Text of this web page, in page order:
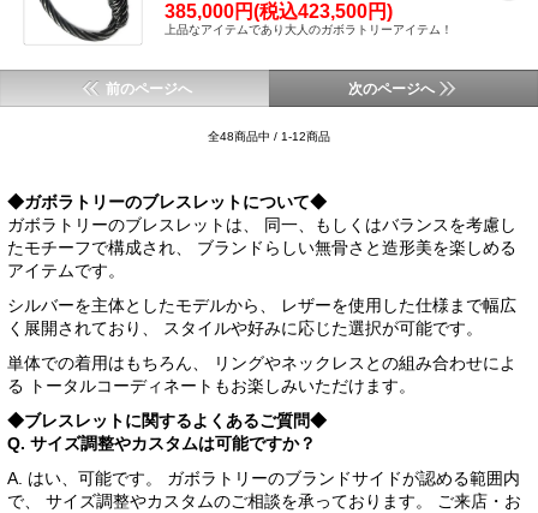
385,000円(税込423,500円)
上品なアイテムであり大人のガボラトリーアイテム！
前のページへ 次のページへ
全48商品中 / 1-12商品
◆ガボラトリーのブレスレットについて◆
ガボラトリーのブレスレットは、 同一、もしくはバランスを考慮し
たモチーフで構成され、 ブランドらしい無骨さと造形美を楽しめる
アイテムです。
シルバーを主体としたモデルから、 レザーを使用した仕様まで幅広
く展開されており、 スタイルや好みに応じた選択が可能です。
単体での着用はもちろん、 リングやネックレスとの組み合わせによ
る トータルコーディネートもお楽しみいただけます。
◆ブレスレットに関するよくあるご質問◆
Q. サイズ調整やカスタムは可能ですか？
A. はい、可能です。 ガボラトリーのブランドサイドが認める範囲内
で、 サイズ調整やカスタムのご相談を承っております。 ご来店・お